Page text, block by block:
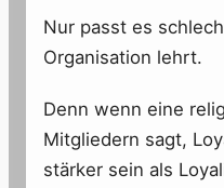
Nur passt es
Organisation lehrt.
Denn wenn eine
Mitgliedern sagt,
stärker sein als